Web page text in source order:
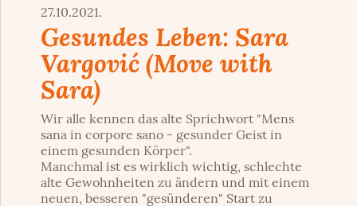
27.10.2021.
Gesundes Leben: Sara
Vargović (Move with
Sara)
Wir alle kennen das alte Sprichwort "Mens
sana in corpore sano - gesunder Geist in
einem gesunden Körper".
Manchmal ist es wirklich wichtig, schlechte
alte Gewohnheiten zu ändern und mit einem
neuen, besseren "gesünderen" Start zu